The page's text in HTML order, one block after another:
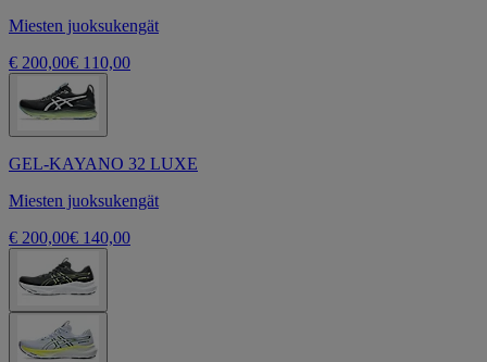
Miesten juoksukengät
€ 200,00€ 110,00
GEL-KAYANO 32 LUXE
Miesten juoksukengät
€ 200,00€ 140,00